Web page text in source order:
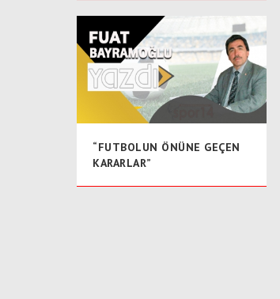
“FUTBOLUN ÖNÜNE GEÇEN
KARARLAR”